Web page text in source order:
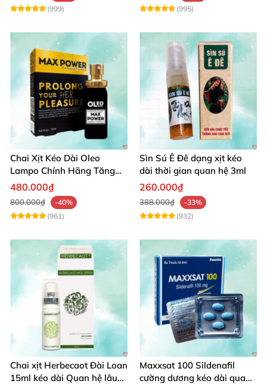
(999)
(995)
Chai Xịt Kéo Dài Oleo
Lampo Chính Hãng Tăng
Cường Sinh Lý Nam
480.000₫
800.000₫
-40%
(961)
Sìn Sú Ê Đê dạng xịt kéo
dài thời gian quan hệ 3ml
260.000₫
388.000₫
-33%
(932)
Chai xịt Herbecaot Đài Loan
15ml kéo dài Quan hệ lâu
Maxxsat 100 Sildenafil
cường dương kéo dài quan